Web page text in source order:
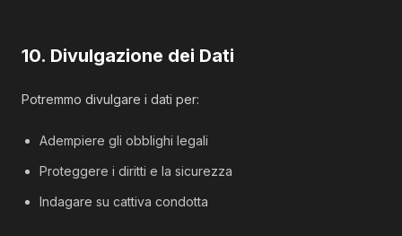
10. Divulgazione dei Dati
Potremmo divulgare i dati per:
Adempiere gli obblighi legali
Proteggere i diritti e la sicurezza
Indagare su cattiva condotta